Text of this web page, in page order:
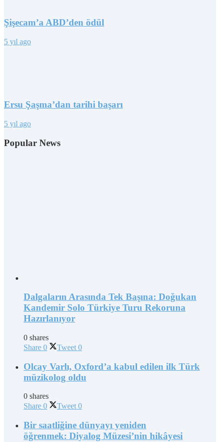
Şişecam’a ABD’den ödül
5 yıl ago
Ersu Şaşma’dan tarihi başarı
5 yıl ago
Popular News
Dalgaların Arasında Tek Başına: Doğukan
Kandemir Solo Türkiye Turu Rekoruna
Hazırlanıyor
0 shares
Share 0 Tweet 0
Olcay Varlı, Oxford’a kabul edilen ilk Türk
müzikolog oldu
0 shares
Share 0 Tweet 0
Bir saatliğine dünyayı yeniden
öğrenmek: Diyalog Müzesi’nin hikâyesi